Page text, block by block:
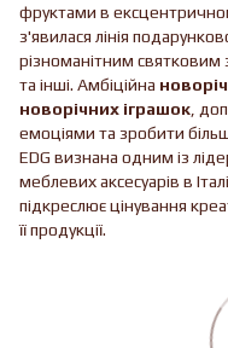
фруктами в
з'явилася лінія
різноманітним святковим
та інші. Амбіційна
новорічних іграшок ,
емоціями та зробити
EDG визнана одним із
меблевих аксесуарів в
підкреслює цінування
її продукції.